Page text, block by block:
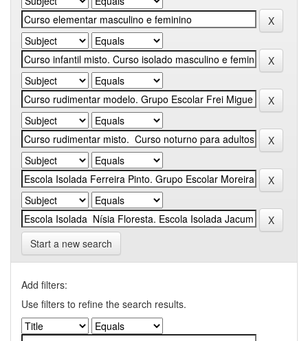
Start a new search
Add filters:
Use filters to refine the search results.